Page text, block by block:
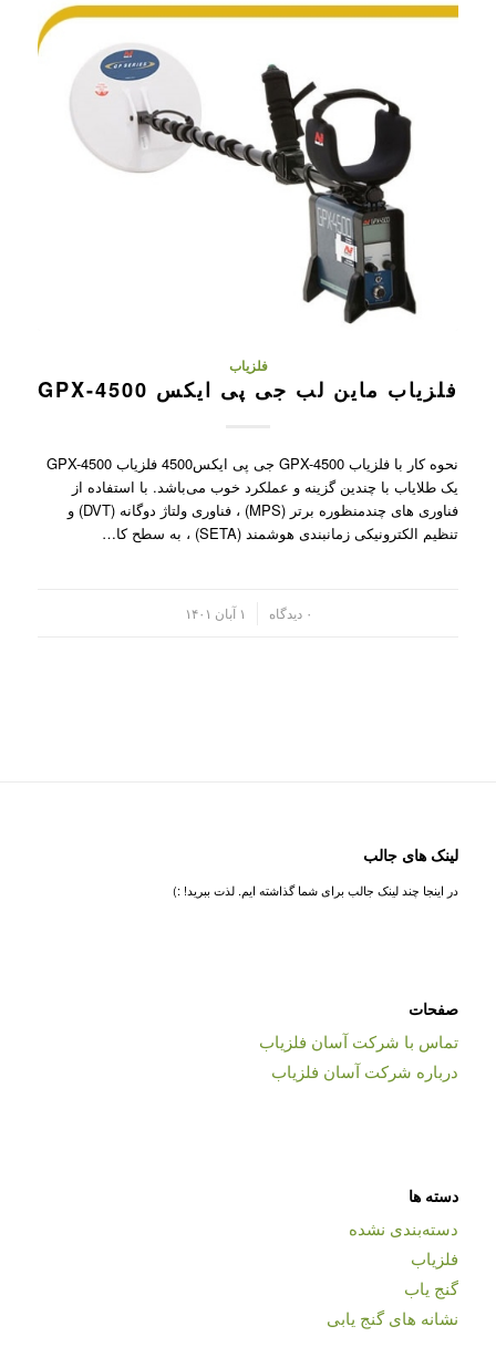
فلزیاب
فلزیاب ماین لب جی پی ایکس GPX-4500
نحوه کار با فلزیاب GPX-4500 جی پی ایکس4500 فلزیاب GPX-4500
یک طلایاب با چندین گزینه و عملکرد خوب می‌باشد. با استفاده از
فناوری های چندمنظوره برتر (MPS) ، فناوری ولتاژ دوگانه (DVT) و
تنظیم الکترونیکی زمانبندی هوشمند (SETA) ، به سطح کا…
۰ دیدگاه ۱ آبان ۱۴۰۱
لینک های جالب
در اینجا چند لینک جالب برای شما گذاشته ایم. لذت ببرید! :)
صفحات
تماس با شرکت آسان فلزیاب
درباره شرکت آسان فلزیاب
دسته ها
دسته‌بندی نشده
فلزیاب
گنج یاب
نشانه های گنج یابی